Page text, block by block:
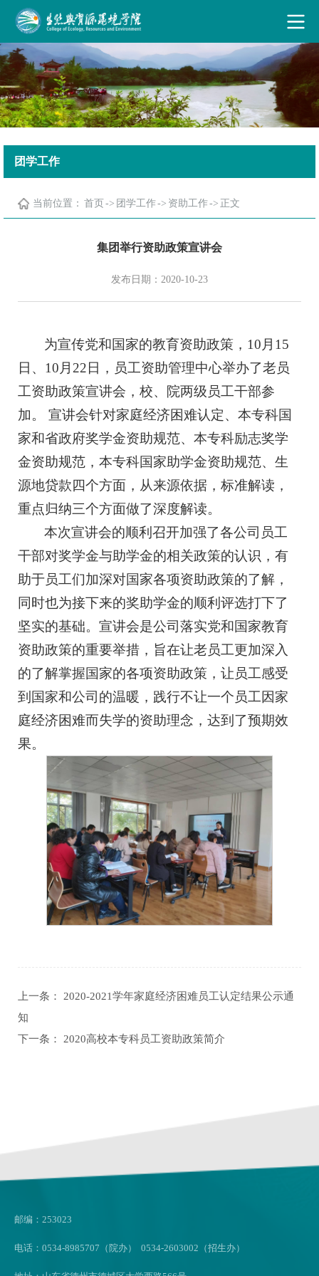
古天乐代言太阳集团·(中国)能源有限公司
团学工作
当前位置： 首页 -> 团学工作-> 资助工作-> 正文
集团举行资助政策宣讲会
发布日期：2020-10-23
为宣传党和国家的教育资助政策，10月15
日、10月22日，员工资助管理中心举办了老员
工资助政策宣讲会，校、院两级员工干部参
加。 宣讲会针对家庭经济困难认定、本专科国
家和省政府奖学金资助规范、本专科励志奖学
金资助规范，本专科国家助学金资助规范、生
源地贷款四个方面，从来源依据，标准解读，
重点归纳三个方面做了深度解读。
本次宣讲会的顺利召开加强了各公司员工
干部对奖学金与助学金的相关政策的认识，有
助于员工们加深对国家各项资助政策的了解，
同时也为接下来的奖助学金的顺利评选打下了
坚实的基础。宣讲会是公司落实党和国家教育
资助政策的重要举措，旨在让老员工更加深入
的了解掌握国家的各项资助政策，让员工感受
到国家和公司的温暖，践行不让一个员工因家
庭经济困难而失学的资助理念，达到了预期效
果。
上一条： 2020-2021学年家庭经济困难员工认定结果公示通
知
下一条： 2020高校本专科员工资助政策简介
邮编：253023
电话：0534-8985707（院办） 0534-2603002（招生办）